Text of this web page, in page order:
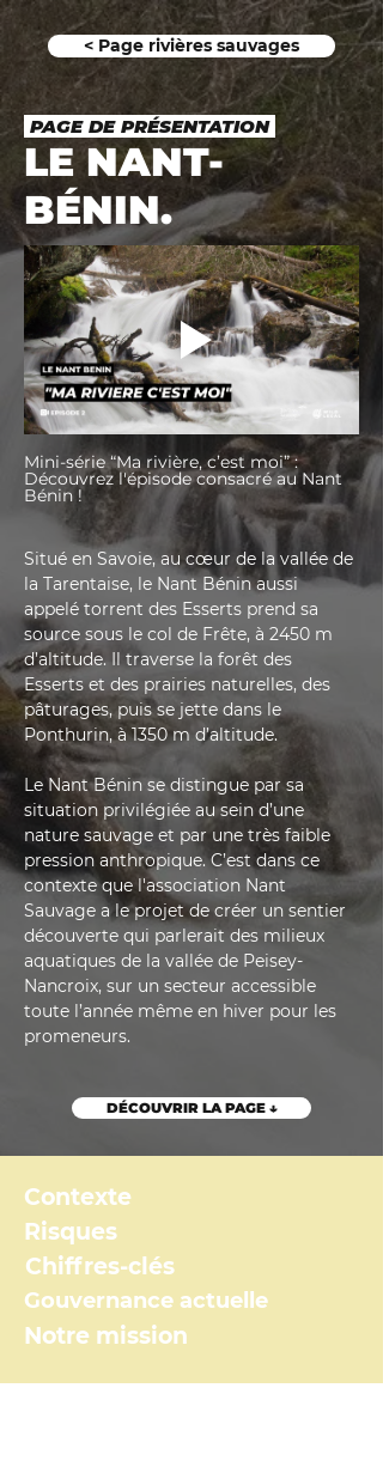
< Page rivières sauvages
PAGE DE PRÉSENTATION
LE NANT-
BÉNIN.
Situé en Savoie, au cœur de la vallée de
la Tarentaise, le Nant Bénin aussi
appelé torrent des Esserts prend sa
source sous le col de Frête, à 2450 m
d’altitude. Il traverse la forêt des
Esserts et des prairies naturelles, des
pâturages, puis se jette dans le
Ponthurin, à 1350 m d’altitude.
Le Nant Bénin se distingue par sa
situation privilégiée au sein d’une
nature sauvage et par une très faible
pression anthropique. C’est dans ce
contexte que l'association Nant
Sauvage a le projet de créer un sentier
découverte qui parlerait des milieux
aquatiques de la vallée de Peisey-
Nancroix, sur un secteur accessible
toute l’année même en hiver pour les
promeneurs.
Mini-série “Ma rivière, c’est moi” :
Découvrez l'épisode consacré au Nant
Bénin !
DÉCOUVRIR LA PAGE ↓
Contexte
Risques
Chiffres-clés
Gouvernance actuelle
Notre mission